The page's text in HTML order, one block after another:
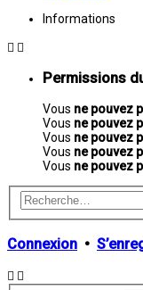
Informations
Permissions
Vous ne pouvez
Vous ne pouvez
Vous ne pouvez
Vous ne pouvez
Vous ne pouvez
Connexion •